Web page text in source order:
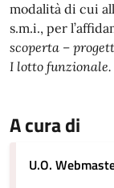
modalità di cui
s.m.i., per
scoperta –
I lotto funzionale.
A cura di
U.O.